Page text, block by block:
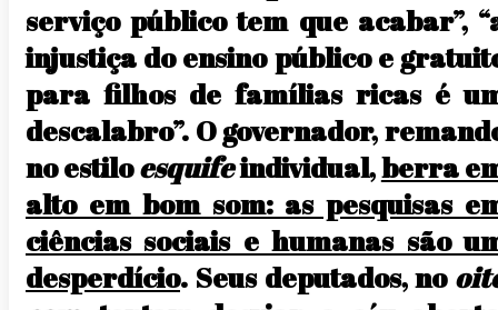
serviço público tem que acabar”,
injustiça do ensino público e
para filhos de famílias ricas é
descalabro”. O governador,
no estiloesquifeindividual,berra
alto em bom som: as pesquisas
ciências sociais e humanas são
desperdício. Seus deputados, no